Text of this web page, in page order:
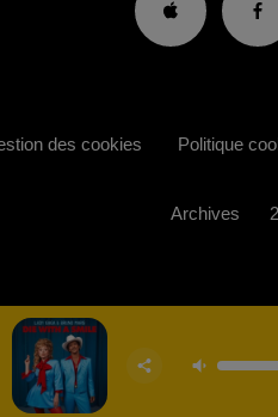
des cookies Politique
Archives